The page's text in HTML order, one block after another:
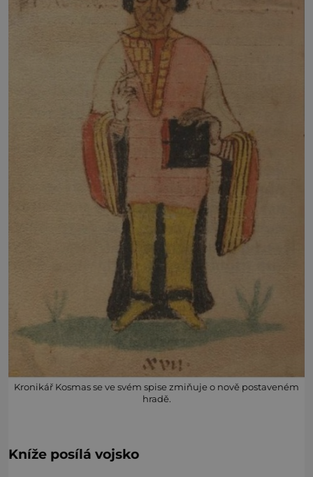
Kronikář Kosmas se ve svém spise zmiňuje o nově postaveném
hradě.
Kníže posílá vojsko